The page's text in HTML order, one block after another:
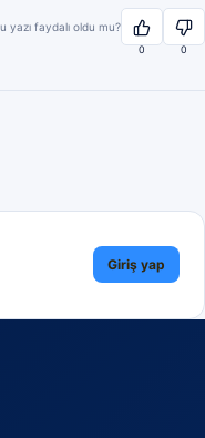
yazı faydalı oldu mu?
0 0
Giriş yap